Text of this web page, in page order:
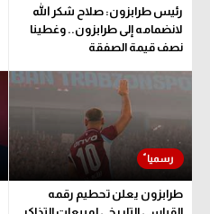
رئيس طرابزون: صلاح شكر الله
لانضمامه إلى طرابزون.. وغطينا
نصف قيمة الصفقة
طرابزون يعلن تحطيم رقمه